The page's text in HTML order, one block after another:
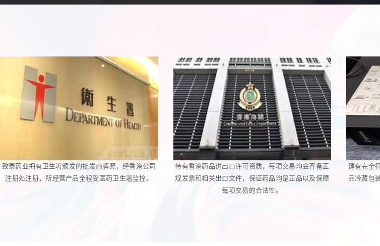
致泰药业拥有卫生署颁发的批发商牌照，经香港公司
注册处注册，所经营产品全程受医药卫生署监控。
持有香港药品进出口许可资质，每项交易均会齐备正
规发票和相关出口文件，保证药品均是正品以及保障
每项交易的合法性。
建有完全
品冷藏包